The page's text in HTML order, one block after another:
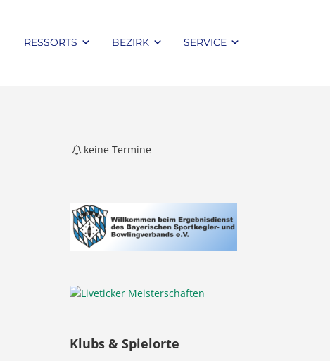
RESSORTS BEZIRK SERVICE
keine Termine
Klubs & Spielorte